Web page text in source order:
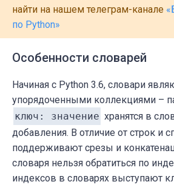
найти на нашем телеграм-канале
по Python»
Особенности словарей
Начиная с Python 3.6, словари
упорядоченными коллекциями –
ключ: значение хранятся в
добавления. В отличие от строк и
поддерживают срезы и
словаря нельзя обратиться по
индексов в словарях выступают